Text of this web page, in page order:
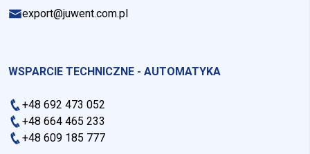
export@juwent.com.pl
WSPARCIE TECHNICZNE - AUTOMATYKA
+48 692 473 052
+48 664 465 233
+48 609 185 777